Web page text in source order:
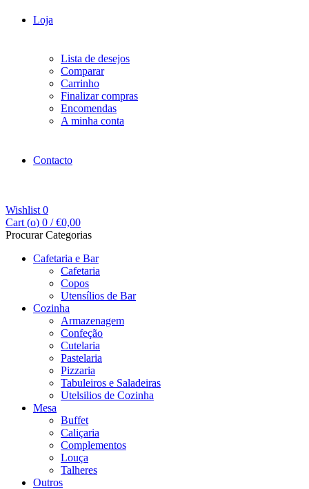
Loja
Lista de desejos
Comparar
Carrinho
Finalizar compras
Encomendas
A minha conta
Contacto
Wishlist 0
Cart (o) 0 / €0,00
Procurar Categorias
Cafetaria e Bar
Cafetaria
Copos
Utensílios de Bar
Cozinha
Armazenagem
Confeção
Cutelaria
Pastelaria
Pizzaria
Tabuleiros e Saladeiras
Utelsilios de Cozinha
Mesa
Buffet
Caliçaria
Complementos
Louça
Talheres
Outros